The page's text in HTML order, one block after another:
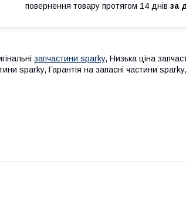
повернення товару протягом 14 днів за
запчастини sparky, Низька ціна
sparky, Гарантія на запасні частини